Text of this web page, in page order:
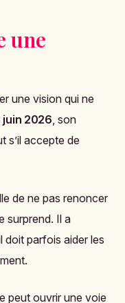
une
une vision qui ne
juin 2026 , son
s’il accepte de
de ne pas renoncer
surprend. Il a
doit parfois aider les
peut ouvrir une voie